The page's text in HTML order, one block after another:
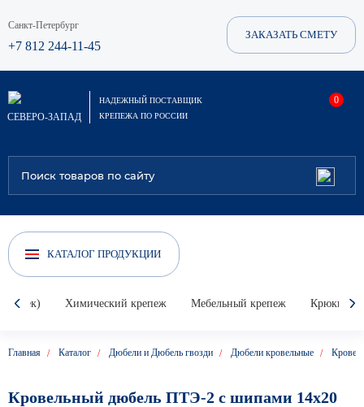
Санкт-Петербург
+7 812 244-11-45
ЗАКАЗАТЬ СМЕТУ
СЕВЕРО-ЗАПАД
НАДЕЖНЫЙ ПОСТАВЩИК
КРЕПЕЖА ПО РОССИИ
0
КАТАЛОГ ПРОДУКЦИИ
Химический крепеж Мебельный крепеж Крюки,
Главная Каталог Дюбели и Дюбель гвозди Дюбели кровельные
Кровельный дюбель ПТЭ-2 с шипами 14х20